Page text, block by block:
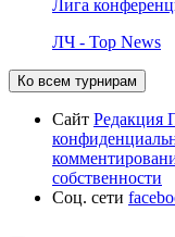
Лига
ЛЧ - Top News
Ко всем турнирам
Сайт Редакция
собственности
Соц. сети